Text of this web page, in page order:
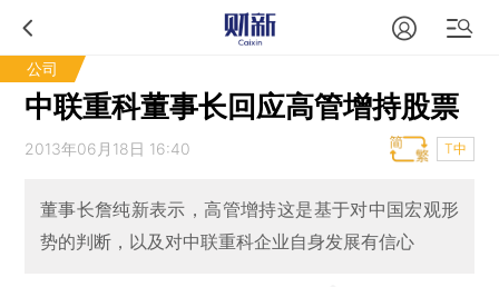
公司
中联重科董事长回应高管增持股票
2013年06月18日 16:40 T中
董事长詹纯新表示，高管增持这是基于对中国宏观形
势的判断，以及对中联重科企业自身发展有信心